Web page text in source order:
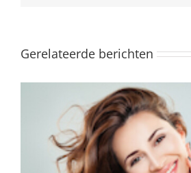
Gerelateerde berichten